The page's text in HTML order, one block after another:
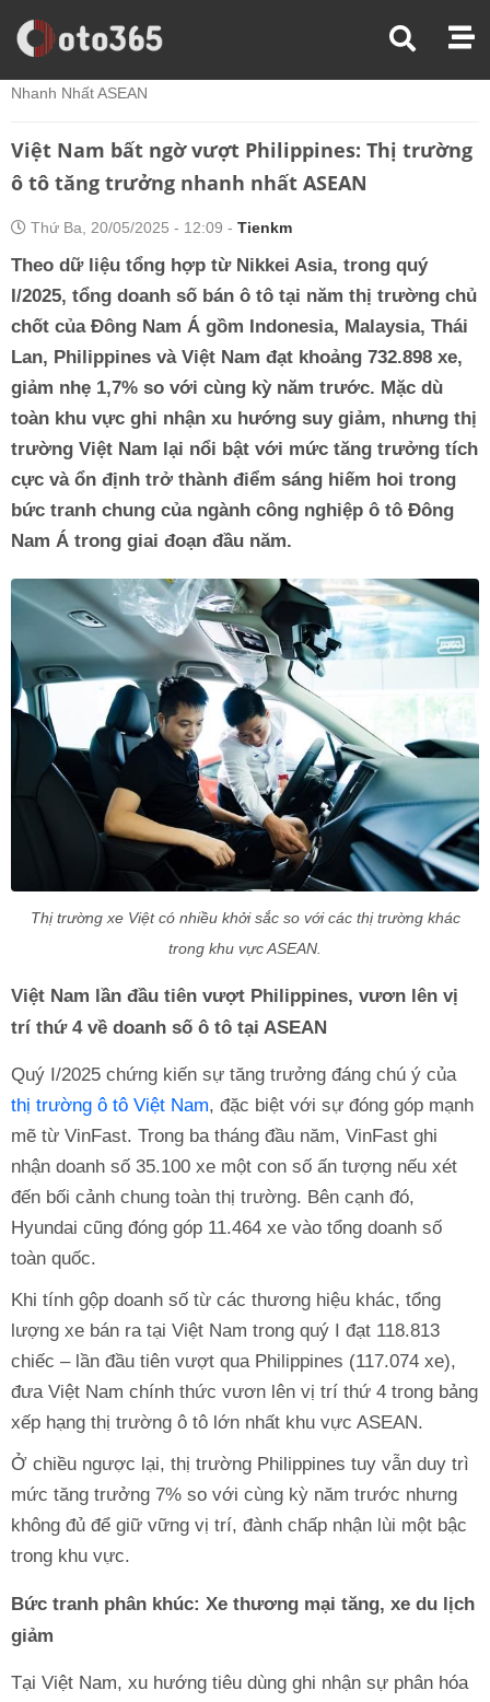
Trang Chủ
Xe Điện
Nhanh Nhất ASEAN
Việt Nam bất ngờ vượt Philippines: Thị trường
ô tô tăng trưởng nhanh nhất ASEAN
Thứ Ba, 20/05/2025 - 12:09 - Tienkm
Theo dữ liệu tổng hợp từ Nikkei Asia, trong quý
I/2025, tổng doanh số bán ô tô tại năm thị trường chủ
chốt của Đông Nam Á gồm Indonesia, Malaysia, Thái
Lan, Philippines và Việt Nam đạt khoảng 732.898 xe,
giảm nhẹ 1,7% so với cùng kỳ năm trước. Mặc dù
toàn khu vực ghi nhận xu hướng suy giảm, nhưng thị
trường Việt Nam lại nổi bật với mức tăng trưởng tích
cực và ổn định trở thành điểm sáng hiếm hoi trong
bức tranh chung của ngành công nghiệp ô tô Đông
Nam Á trong giai đoạn đầu năm.
Thị trường xe Việt có nhiều khởi sắc so với các thị trường khác
trong khu vực ASEAN.
Việt Nam lần đầu tiên vượt Philippines, vươn lên vị
trí thứ 4 về doanh số ô tô tại ASEAN
Quý I/2025 chứng kiến sự tăng trưởng đáng chú ý của
thị trường ô tô Việt Nam, đặc biệt với sự đóng góp mạnh
mẽ từ VinFast. Trong ba tháng đầu năm, VinFast ghi
nhận doanh số 35.100 xe một con số ấn tượng nếu xét
đến bối cảnh chung toàn thị trường. Bên cạnh đó,
Hyundai cũng đóng góp 11.464 xe vào tổng doanh số
toàn quốc.
Khi tính gộp doanh số từ các thương hiệu khác, tổng
lượng xe bán ra tại Việt Nam trong quý I đạt 118.813
chiếc – lần đầu tiên vượt qua Philippines (117.074 xe),
đưa Việt Nam chính thức vươn lên vị trí thứ 4 trong bảng
xếp hạng thị trường ô tô lớn nhất khu vực ASEAN.
Ở chiều ngược lại, thị trường Philippines tuy vẫn duy trì
mức tăng trưởng 7% so với cùng kỳ năm trước nhưng
không đủ để giữ vững vị trí, đành chấp nhận lùi một bậc
trong khu vực.
Bức tranh phân khúc: Xe thương mại tăng, xe du lịch
giảm
Tại Việt Nam, xu hướng tiêu dùng ghi nhận sự phân hóa